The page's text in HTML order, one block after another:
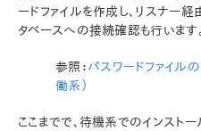
SIOS Protection Suite/
イックスタートガイド
AWS Direct Connect クイ
AWS VPC ピア接続クイック
ードファイルを作成し、リスナー
タベースへの接続確認も行います
参照：パスワードファイル
働系）
ここまでで、待機系でのインストー